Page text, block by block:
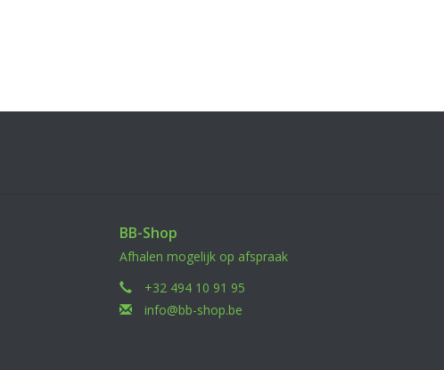
BB-Shop
Afhalen mogelijk op afspraak
+32 494 10 91 95
info@bb-shop.be